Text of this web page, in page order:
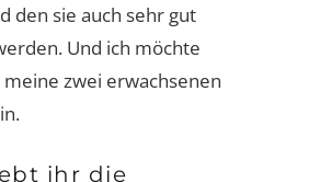
den sie auch sehr gut
Und ich möchte
zwei erwachsenen
ihr die